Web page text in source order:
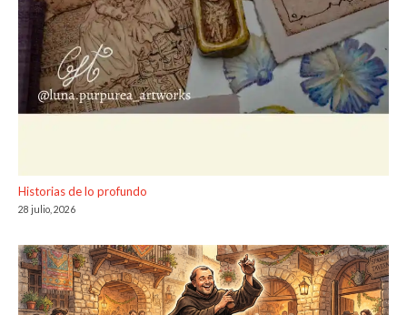
Historias de lo profundo
28 julio, 2026